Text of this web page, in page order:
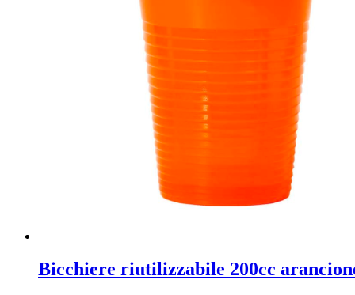
Bicchiere riutilizzabile 200cc